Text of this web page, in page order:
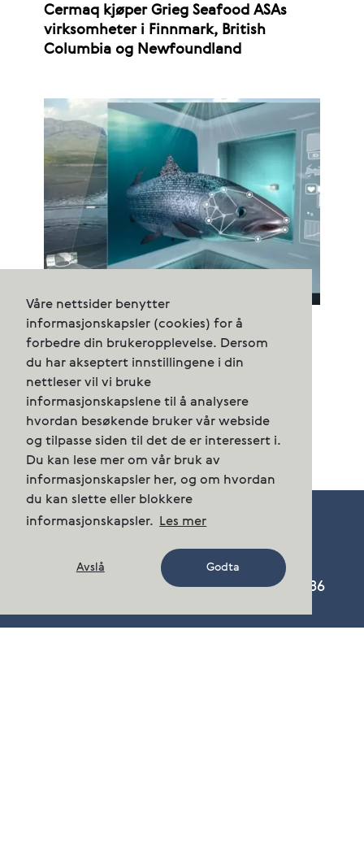
Våre nettsider benytter
informasjonskapsler (cookies) for å
forbedre din brukeropplevelse. Dersom
du har akseptert innstillingene i din
nettleser vil vi bruke
informasjonskapslene til å analysere
hvordan besøkende bruker vår webside
og tilpasse siden til det de er interessert i.
Du kan lese mer om vår bruk av
informasjonskapsler her, og om hvordan
du kan slette eller blokkere
informasjonskapsler.
Les mer
Avslå Godta
Cermaq kjøper Grieg Seafood ASAs
virksomheter i Finnmark, British
Columbia og Newfoundland
Fiskeridirektoratet godkjenner
konvertering av iFarm
utviklingstillatelser til ordinære
matfisktillatelser
Cermaq Norway AS, Nordfoldveien 165, 8286